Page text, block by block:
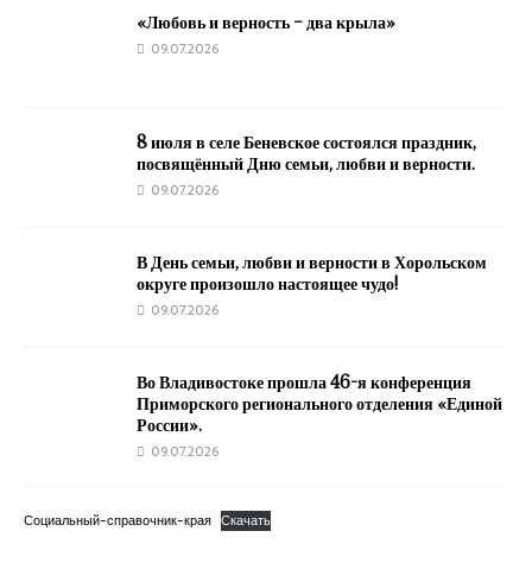
«Любовь и верность – два крыла»
09.07.2026
8 июля в селе Беневское состоялся праздник,
посвящённый Дню семьи, любви и верности.
09.07.2026
В День семьи, любви и верности в Хорольском
округе произошло настоящее чудо!
09.07.2026
Во Владивостоке прошла 46-я конференция
Приморского регионального отделения «Единой
России».
09.07.2026
Социальный-справочник-края Скачать